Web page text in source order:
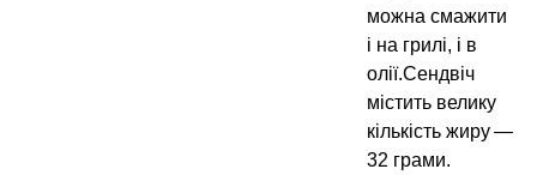
можна смажити
і на грилі, і в
олії.Сендвіч
містить велику
кількість жиру —
32 грами.